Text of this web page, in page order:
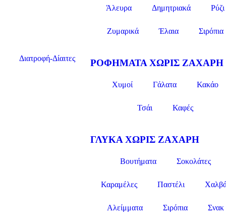
Διατροφή-Δίαιτες
Άλευρα Δημητριακά Ρύζι
Ζυμαρικά Έλαια Σιρόπια
ΡΟΦΗΜΑΤΑ ΧΩΡΙΣ ΖΑΧΑΡΗ
Χυμοί Γάλατα Κακάο
Τσάι Καφές
ΓΛΥΚΑ ΧΩΡΙΣ ΖΑΧΑΡΗ
Βουτήματα Σοκολάτες
Καραμέλες Παστέλι
Αλείμματα Σιρόπια Σνακ